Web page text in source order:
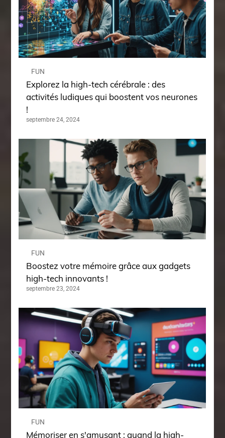
FUN
Explorez la high-tech cérébrale : des
activités ludiques qui boostent vos neurones
!
septembre 24, 2024
FUN
Boostez votre mémoire grâce aux gadgets
high-tech innovants !
septembre 23, 2024
FUN
Mémoriser en s'amusant : quand la high-